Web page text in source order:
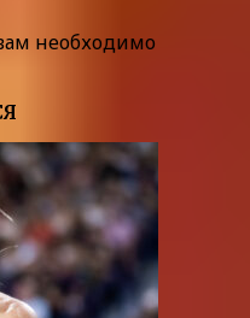
необходимо